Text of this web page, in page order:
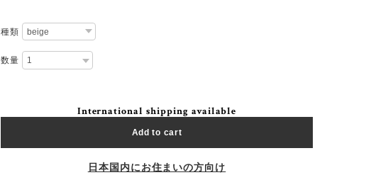
種類
数量
International shipping available
Add to cart
日本国内にお住まいの方向け